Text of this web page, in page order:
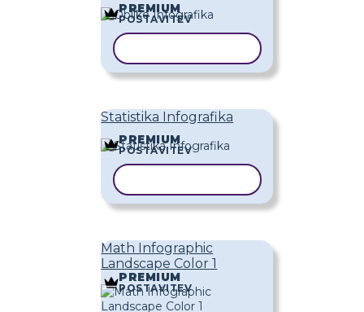
PREMIUM
POSTAVITEV
Statistika Infografika
PREMIUM
POSTAVITEV
Math Infographic
Landscape Color 1
PREMIUM
POSTAVITEV